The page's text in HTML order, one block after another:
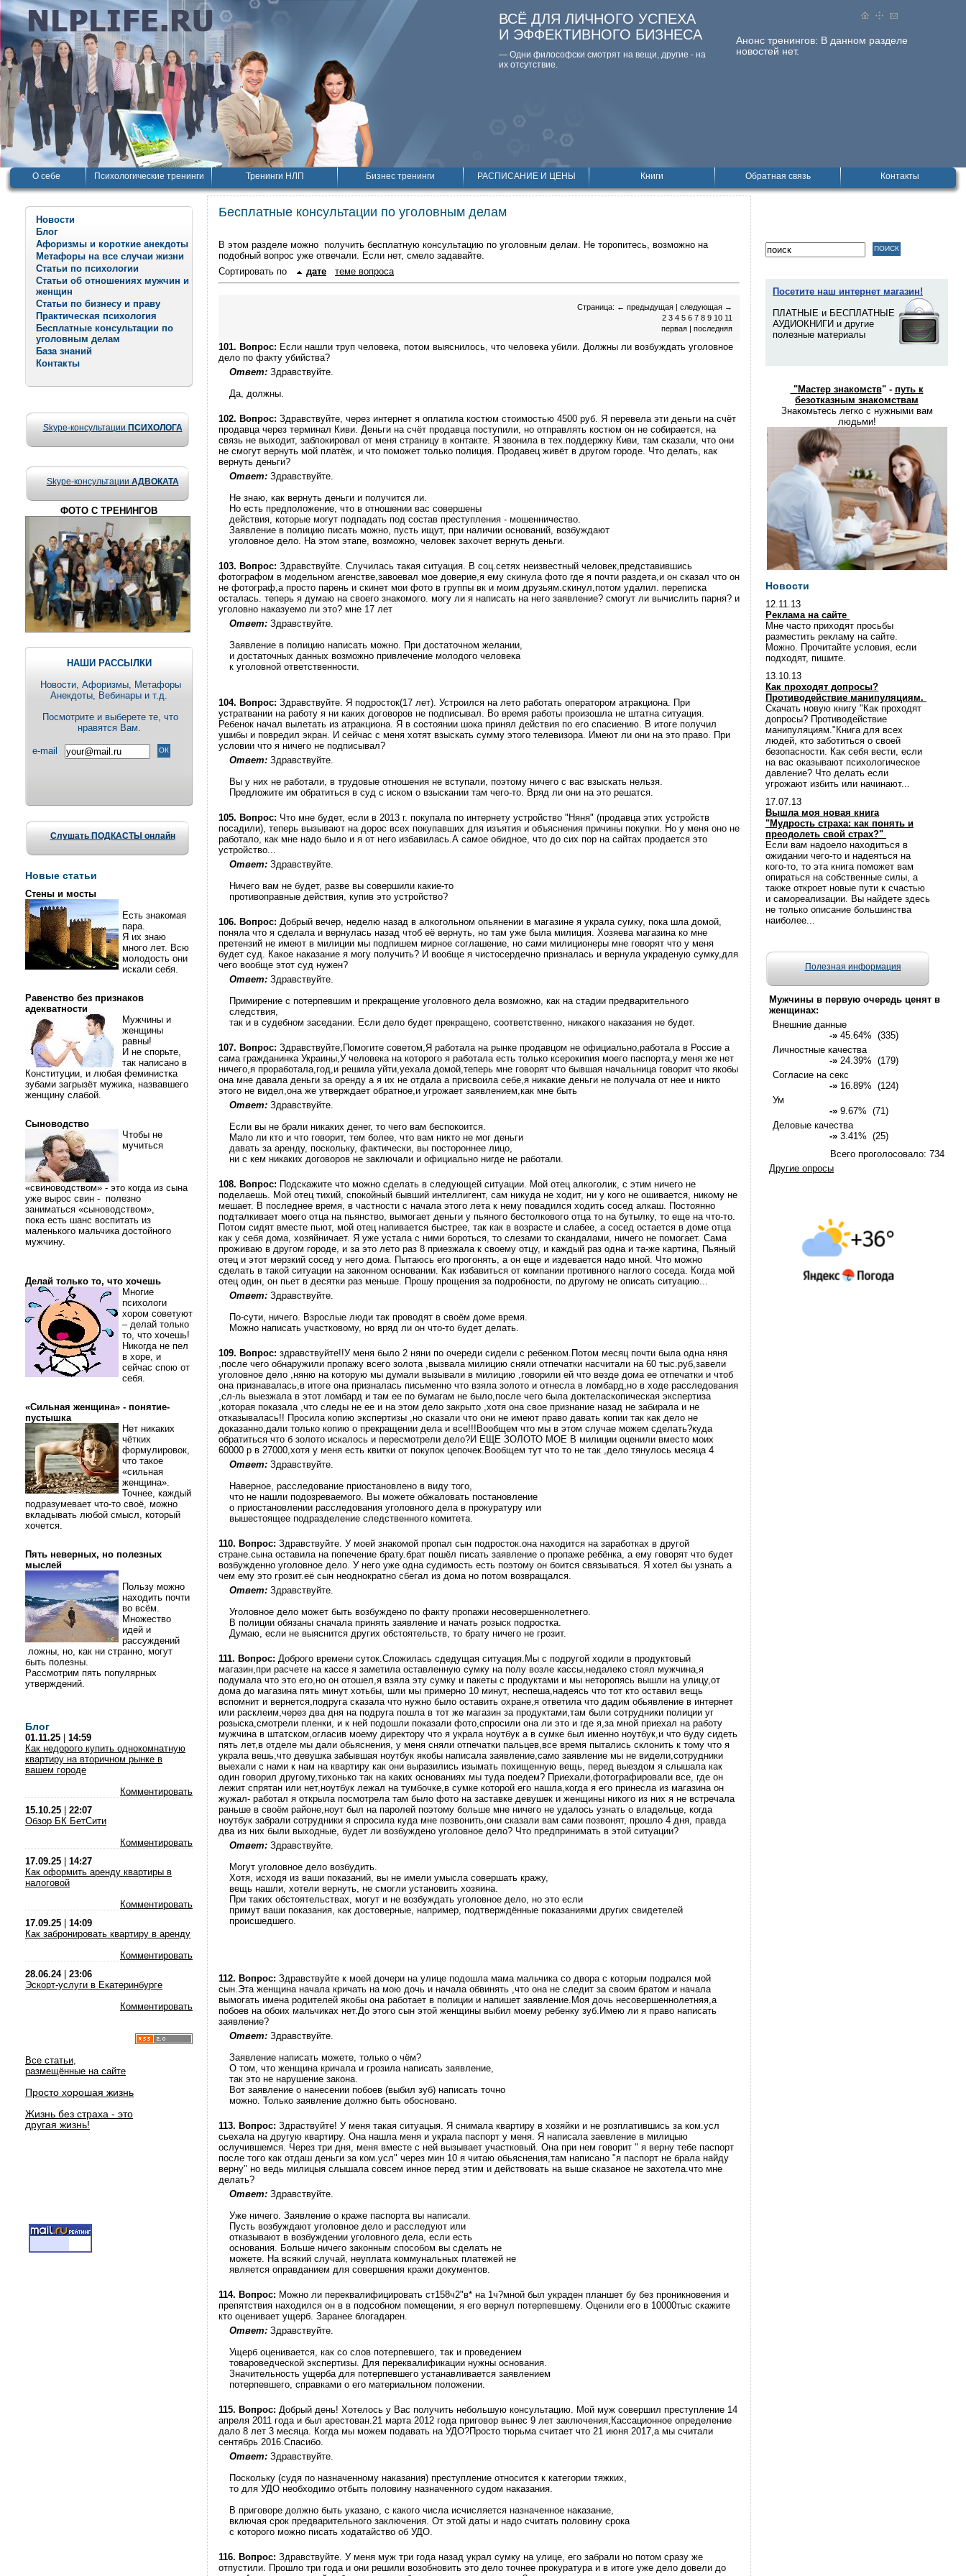
Анонс тренингов: В данном разделе
новостей нет.
ВСЁ ДЛЯ ЛИЧНОГО УСПЕХА
И ЭФФЕКТИВНОГО БИЗНЕСА
— Одни философски смотpят на вещи, дpугие - на
их отсутствие.
О себе Психологические тренинги Тренинги НЛП Бизнес тренинги РАСПИСАНИЕ И ЦЕНЫ Книги Обратная связь Контакты
Новости
Блог
Афоризмы и короткие анекдоты
Метафоры на все случаи жизни
Статьи по психологии
Статьи об отношениях мужчин и
женщин
Статьи по бизнесу и праву
Практическая психология
Бесплатные консультации по
уголовным делам
База знаний
Контакты
Skype-консультации ПСИХОЛОГА
Skype-консультации АДВОКАТА
ФОТО С ТРЕНИНГОВ
НАШИ РАССЫЛКИ
Новости, Aфоризмы, Метафоры
Анекдоты, Вебинары и т.д.
Посмотрите и выберете те, что
нравятся Вам.
e-mail
Слушать ПОДКАСТЫ онлайн
Новые статьи
Стены и мосты
Есть знакомая
пара.
Я их знаю
много лет. Всю
молодость они
искали себя.
Равенство без признаков
адекватности
Мужчины и
женщины
равны!
И не спорьте,
так написано в
Конституции, и любая феминистка
зубами загрызёт мужика, назвавшего
женщину слабой.
Сыноводство
Чтобы не
мучиться
«свиноводством» - это когда из сына
уже вырос свин - полезно
заниматься «сыноводством»,
пока есть шанс воспитать из
маленького мальчика достойного
мужчину.
Делай только то, что хочешь
Многие
психологи
хором советуют
– делай только
то, что хочешь!
Никогда не пел
в хоре, и
сейчас спою от
себя.
«Сильная женщина» - понятие-
пустышка
Нет никаких
чётких
формулировок,
что такое
«сильная
женщина».
Точнее, каждый
подразумевает что-то своё, можно
вкладывать любой смысл, который
хочется.
Пять неверных, но полезных
мыслей
Пользу можно
находить почти
во всём.
Множество
идей и
рассуждений
ложны, но, как ни странно, могут
быть полезны.
Рассмотрим пять популярных
утверждений.
Блог
01.11.25
14:59
Как недорого купить однокомнатную
квартиру на вторичном рынке в
вашем городе
Комментировать
15.10.25
22:07
Обзор БК БетСити
Комментировать
17.09.25
14:27
Как оформить аренду квартиры в
налоговой
Комментировать
17.09.25
14:09
Как забронировать квартиру в аренду
Комментировать
28.06.24| 23:06
Эскорт-услуги в Екатеринбурге
Комментировать
Все статьи,
размещённые на сайте
Просто хорошая жизнь
Жизнь без страха - это
другая жизнь!
Бесплатные консультации по уголовным делам
В этом разделе можно получить бесплатную консультацию по уголовным делам. Не торопитесь, возможно на
подобный вопрос уже отвечали. Если нет, смело задавайте.
Сортировать по
дате теме вопроса
Страница: ← предыдущая | следующая →
2 3 4 5 6 7 8 9 10 11
первая | последняя
101. Вопрос: Если нашли труп человека, потом выяснилось, что человека убили. Должны ли возбуждать уголовное
дело по факту убийства?
Ответ: Здравствуйте.
Да, должны.
102. Вопрос: Здравствуйте, через интернет я оплатила костюм стоимостью 4500 руб. Я перевела эти деньги на счёт
продавца через терминал Киви. Деньги на счёт продавца поступили, но отправлять костюм он не собирается, на
связь не выходит, заблокировал от меня страницу в контакте. Я звонила в тех.поддержку Киви, там сказали, что они
не смогут вернуть мой платёж, и что поможет только полиция. Продавец живёт в другом городе. Что делать, как
вернуть деньги?
Ответ: Здравствуйте.
Не знаю, как вернуть деньги и получится ли.
Но есть предположение, что в отношении вас совершены
действия, которые могут подпадать под состав преступления - мошенничество.
Заявление в полицию писать можно, пусть ищут, при наличии оснований, возбуждают
уголовное дело. На этом этапе, возможно, человек захочет вернуть деньги.
103. Вопрос: Здравствуйте. Случилась такая ситуация. В соц.сетях неизвестный человек,представившись
фотографом в модельном агенстве,завоевал мое доверие,я ему скинула фото где я почти раздета,и он сказал что он
не фотограф,а просто парень и скинет мои фото в группы вк и моим друзьям.скинул,потом удалил. переписка
осталась. теперь я думаю на своего знакомого. могу ли я написать на него заявление? смогут ли вычислить парня? и
уголовно наказуемо ли это? мне 17 лет
Ответ: Здравствуйте.
Заявление в полицию написать можно. При достаточном желании,
и достаточных данных возможно привлечение молодого человека
к уголовной ответственности.
104. Вопрос: Здравствуйте. Я подросток(17 лет). Устроился на лето работать оператором атракциона. При
устратвании на работу я ни каких договоров не подписывал. Во время работы произошла не штатна ситуация.
Ребенок начал вылетать из атракциона. Я в состоянии шока принял действия по его спасиению. В итоге получил
ушибы и повредил экран. И сейчас с меня хотят взыскать сумму этого телевизора. Имеют ли они на это право. При
условии что я ничего не подписывал?
Ответ: Здравствуйте.
Вы у них не работали, в трудовые отношения не вступали, поэтому ничего с вас взыскать нельзя.
Предложите им обратиться в суд с иском о взыскании там чего-то. Вряд ли они на это решатся.
105. Вопрос: Что мне будет, если в 2013 г. покупала по интернету устройство "Няня" (продавца этих устройств
посадили), теперь вызывают на дорос всех покупавших для изъятия и объяснения причины покупки. Но у меня оно не
работало, как мне надо было и я от него избавилась.А самое обидное, что до сих пор на сайтах продается это
устройство...
Ответ: Здравствуйте.
Ничего вам не будет, разве вы совершили какие-то
противоправные действия, купив это устройство?
106. Вопрос: Добрый вечер, неделю назад в алкогольном опьянении в магазине я украла сумку, пока шла домой,
поняла что я сделала и вернулась назад чтоб её вернуть, но там уже была милиция. Хозяева магазина ко мне
претензий не имеют в милиции мы подпишем мирное соглашение, но сами милиционеры мне говорят что у меня
будет суд. Какое наказание я могу получить? И вообще я чистосердечно призналась и вернула украденую сумку,для
чего вообще этот суд нужен?
Ответ: Здравствуйте.
Примирение с потерпевшим и прекращение уголовного дела возможно, как на стадии предварительного
следствия,
так и в судебном заседании. Если дело будет прекращено, соответственно, никакого наказания не будет.
107. Вопрос: Здравствуйте,Помогите советом,Я работала на рынке продавцом не официально,работала в Россие а
сама гражданинка Украины,У человека на которого я работала есть только ксерокипия моего паспорта,у меня же нет
ничего,я проработала,год,и решила уйти,уехала домой,теперь мне говорят что бывшая начальница говорит что якобы
она мне давала деньги за оренду а я их не отдала а присвоила себе,я никакие деньги не получала от нее и никто
этого не видел,она же утверждает обратное,и угрожает заявлением,как мне быть
Ответ: Здравствуйте.
Если вы не брали никаких денег, то чего вам беспокоится.
Мало ли кто и что говорит, тем более, что вам никто не мог деньги
давать за аренду, поскольку, фактически, вы постороннее лицо,
ни с кем никаких договоров не заключали и официально нигде не работали.
108. Вопрос: Подскажите что можно сделать в следующей ситуации. Мой отец алкоголик, с этим ничего не
поделаешь. Мой отец тихий, спокойный бывший интеллигент, сам никуда не ходит, ни у кого не ошивается, никому не
мешает. В последнее время, в частности с начала этого лета к нему повадился ходить сосед алкаш. Постоянно
подталкивает моего отца на пьянство, вымогает деньги у пьяного бестолкового отца то на бутылку, то еще на что-то.
Потом сидят вместе пьют, мой отец напивается быстрее, так как в возрасте и слабее, а сосед остается в доме отца
как у себя дома, хозяйничает. Я уже устала с ними бороться, то слезами то скандалами, ничего не помогает. Сама
проживаю в другом городе, и за это лето раз 8 приезжала к своему отцу, и каждый раз одна и та-же картина, Пьяный
отец и этот мерзкий сосед у него дома. Пытаюсь его прогонять, а он еще и издевается надо мной. Что можно
сделать в такой ситуации на законном основании. Как избавиться от компании противного наглого соседа. Когда мой
отец один, он пьет в десятки раз меньше. Прошу прощения за подробности, по другому не описать ситуацию...
Ответ: Здравствуйте.
По-сути, ничего. Взрослые люди так проводят в своём доме время.
Можно написать участковому, но вряд ли он что-то будет делать.
109. Вопрос: здравствуйте!!У меня было 2 няни по очереди сидели с ребенком.Потом месяц почти была одна няня
,после чего обнаружили пропажу всего золота ,вызвала милицию сняли отпечатки насчитали на 60 тыс.руб,завели
уголовное дело ,няню на которую мы думали вызывали в милицию ,говорили ей что везде дома ее отпечатки и чтоб
она признавалась,в итоге она призналась письменно что взяла золото и отнесла в ломбард,но в ходе расследования
,сл-ль выезжала в этот ломбард и там ее по бумагам не было,после чего была доктеласкопическая экспертиза
,которая показала ,что следы не ее и на этом дело закрыто ,хотя она свое признание назад не забирала и не
отказывалась!! Просила копию экспертизы ,но сказали что они не имеют право давать копии так как дело не
доказанно,дали только копию о прекращении дела и все!!!Вообщем что мы в этом случае можем сделать?куда
обратиться что б золото искалось и пересмотрели дело?И ЕЩЕ ЗОЛОТО МОЕ В милиции оценили вместо моих
60000 р в 27000,хотя у меня есть квитки от покупок цепочек.Вообщем тут что то не так ,дело тянулось месяца 4
Ответ: Здравствуйте.
Наверное, расследование приостановлено в виду того,
что не нашли подозреваемого. Вы можете обжаловать постановление
о приостановлении расследования уголовного дела в прокуратуру или
вышестоящее подразделение следственного комитета.
110. Вопрос: Здравствуйте. У моей знакомой пропал сын подросток.она находится на заработках в другой
стране.сына оставила на попечение брату.брат пошёл писать заявление о пропаже ребёнка, а ему говорят что будет
возбужденно уголовное дело. У него уже одна судимость есть поэтому он боится связываться. Я хотел бы узнать а
чем ему это грозит.её сын неоднократно сбегал из дома но потом возвращался.
Ответ: Здравствуйте.
Уголовное дело может быть возбуждено по факту пропажи несовершеннолетнего.
В полиции обязаны сначала принять заявление и начать розыск подростка.
Думаю, если не выяснится других обстоятельств, то брату ничего не грозит.
111. Вопрос: Доброго времени суток.Сложилась сдедущая ситуация.Мы с подругой ходили в продуктовый
магазин,при расчете на кассе я заметила оставленную сумку на полу возле кассы,недалеко стоял мужчина,я
подумала что это его,но он отошел,я взяла эту сумку и пакеты с продуктами и мы неторопясь вышли на улицу,от
дома до магазина пять минут хотьбы, шли мы примерно 10 минут, неспеша,надеясь что тот кто оставил вещь
вспомнит и вернется,подруга сказала что нужно было оставить охране,я ответила что дадим обьявление в интернет
или расклеим,через два дня на подруга пошла в тот же магазин за продуктами,там были сотрудники полиции уг
розыска,смотрели пленки, и к ней подошли показали фото,спросили она ли это и где я,за мной приехал на работу
мужчина в штатском,огласив моему директору что я украла ноутбук а в сумке был именно ноутбук,и что буду сидеть
пять лет,в отделе мы дали обьяснения, у меня сняли отпечатки пальцев,все время пытались склонить к тому что я
украла вешь,что девушка забывшая ноутбук якобы написала заявление,само заявление мы не видели,сотрудники
выехали с нами к нам на квартиру как они выразились изымать похищенную вещь, перед выездом я слышала как
один говорил другому,тихонько так на каких основаниях мы туда поедем? Приехали,фотографировали все, где он
лежит спрятан или нет,ноутбук лежал на тумбочке,в сумке которой его нашла,когда я его принесла из магазина он
жужал- работал я открыла посмотрела там было фото на заставке девушек и женщины никого из них я не встречала
раньше в своём районе,ноут был на паролей поэтому больше мне ничего не удалось узнать о владельце, когда
ноутбук забрали сотрудники я спросила куда мне позвонить,они сказали вам сами позвонят, прошло 4 дня, правда
два из них были выходные, будет ли возбуждено уголовное дело? Что предпринимать в этой ситуации?
Ответ: Здравствуйте.
Могут уголовное дело возбудить.
Хотя, исходя из ваши показаний, вы не имели умысла совершать кражу,
вещь нашли, хотели вернуть, не смогли установить хозяина.
При таких обстоятельствах, могут и не возбуждать уголовное дело, но это если
примут ваши показания, как достоверные, например, подтверждённые показаниями других свидетелей
происшедшего.
112. Вопрос: Здравствуйте к моей дочери на улице подошла мама мальчика со двора с которым подрался мой
сын.Эта женщина начала кричать на мою дочь и начала обвинять ,что она не следит за своим братом и начала
вымогать имена родителей якобы она работает в полиции и напишет заявление.Моя дочь несовершеннолетняя,а
побоев на обоих мальчиках нет.До этого сын этой женщины выбил моему ребенку зуб.Имею ли я право написать
заявление?
Ответ: Здравствуйте.
Заявление написать можете, только о чём?
О том, что женщина кричала и грозила написать заявление,
так это не нарушение закона.
Вот заявление о нанесении побоев (выбил зуб) написать точно
можно. Только заявление должно быть обосновано.
113. Вопрос: Здраствуйте! У меня такая ситуацыя. Я снимала квартиру в хозяйки и не розплатившись за ком.усл
сьехала на другую квартиру. Она нашла меня и украла паспорт у меня. Я написала заевление в милицыю
ослучившемся. Через три дня, меня вместе с ней вызывает участковый. Она при нем говорит " я верну тебе паспорт
после того как отдаш деньги за ком.усл" через мин 10 я читаю обьяснения,там написано "я паспорт не брала найду
верну" но ведь милицыя слышала совсем инное перед этим и действовать на выше сказаное не захотела.что мне
делать?
Ответ: Здравствуйте.
Уже ничего. Заявление о краже паспорта вы написали.
Пусть возбуждают уголовное дело и расследуют или
отказывают в возбуждении уголовного дела, если есть
основания. Больше ничего законным способом вы сделать не
можете. На всякий случай, неуплата коммунальных платежей не
является оправданием для совершения кражи документов.
114. Вопрос: Можно ли переквалифицировать ст158ч2"в* на 1ч?мной был украден планшет бу без проникновения и
препятствия находился он в в подсобном помещении, я его вернул потерпевшему. Оценили его в 10000тыс скажите
кто оценивает ущерб. Заранее блогадарен.
Ответ: Здравствуйте.
Ущерб оценивается, как со слов потерпевшего, так и проведением
товароведческой экспертизы. Для переквалификации нужны основания.
Значительность ущерба для потерпевшего устанавливается заявлением
потерпевшего, справками о его материальном положении.
115. Вопрос: Добрый день! Хотелось у Вас получить небольшую консультацию. Мой муж совершил преступление 14
апреля 2011 года и был арестован.21 марта 2012 года приговор вынес 9 лет заключения,Кассационное определение
дало 8 лет 3 месяца. Когда мы можем подавать на УДО?Просто тюрьма считает что 21 июня 2017,а мы считали
сентябрь 2016.Спасибо.
Ответ: Здравствуйте.
Поскольку (судя по назначенному наказания) преступление относится к категории тяжких,
то для УДО необходимо отбыть половину назначенного судом наказания.
В приговоре должно быть указано, с какого числа исчисляется назначенное наказание,
включая срок предварительного заключения. От этой даты и надо считать половину срока
с которого можно писать ходатайство об УДО.
116. Вопрос: Здравствуйте. У меня муж три года назад украл сумку на улице, его забрали но потом сразу же
отпустили. Прошло три года и они решили возобновить это дело точнее прокуратура и в итоге уже дело довели до
Посетите наш интернет магазин!
ПЛАТНЫЕ и БЕСПЛАТНЫЕ
АУДИОКНИГИ и другие
полезные материалы
"Мастер знакомств" - путь к
безотказным знакомствам
Знакомьтесь легко с нужными вам
людьми!
Новости
12.11.13
Реклама на сайте
Мне часто приходят просьбы
разместить рекламу на сайте.
Можно. Прочитайте условия, если
подходят, пишите.
13.10.13
Как проходят допросы?
Противодействие манипуляциям.
Скачать новую книгу "Как проходят
допросы? Противодействие
манипуляциям."Книга для всех
людей, кто заботиться о своей
безопасности. Как себя вести, если
на вас оказывают психологическое
давление? Что делать если
угрожают избить или начинают...
17.07.13
Вышла моя новая книга
"Мудрость страха: как понять и
преодолеть свой страх?"
Если вам надоело находиться в
ожидании чего-то и надеяться на
кого-то, то эта книга поможет вам
опираться на собственные силы, а
также откроет новые пути к счастью
и самореализации. Вы найдете здесь
не только описание большинства
наиболее...
Полезная информация
Мужчины в первую очередь ценят в
женщинах:
Внешние данные
-» 45.64% (335)
Личностные качества
-» 24.39% (179)
Согласие на секс
-» 16.89% (124)
Ум
-» 9.67% (71)
Деловые качества
-» 3.41% (25)
Всего проголосовало: 734
Другие опросы